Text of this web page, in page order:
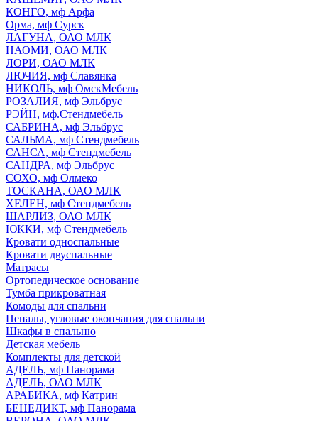
КОНГО, мф Арфа
Орма, мф Сурск
ЛАГУНА, ОАО МЛК
НАОМИ, ОАО МЛК
ЛОРИ, ОАО МЛК
ЛЮЧИЯ, мф Славянка
НИКОЛЬ, мф ОмскМебель
РОЗАЛИЯ, мф Эльбрус
РЭЙН, мф.Стендмебель
САБРИНА, мф Эльбрус
САЛЬМА, мф Стендмебель
САНСА, мф Стендмебель
САНДРА, мф Эльбрус
СОХО, мф Олмеко
ТОСКАНА, ОАО МЛК
ХЕЛЕН, мф Стендмебель
ШАРЛИЗ, ОАО МЛК
ЮККИ, мф Стендмебель
Кровати односпальные
Кровати двуспальные
Матрасы
Ортопедическое основание
Тумба прикроватная
Комоды для спальни
Пеналы, угловые окончания для спальни
Шкафы в спальню
Детская мебель
Комплекты для детской
АДЕЛЬ, мф Панорама
АДЕЛЬ, ОАО МЛК
АРАБИКА, мф Катрин
БЕНЕДИКТ, мф Панорама